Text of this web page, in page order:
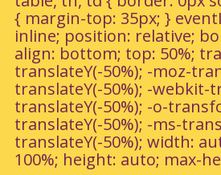
{ margin-top: 35px; }
inline; position: relative;
align: bottom; top: 50%;
translateY(-50%); -moz-
translateY(-50%); -webkit-
translateY(-50%); -o-
translateY(-50%); -ms-
translateY(-50%); width:
100%; height: auto; max-